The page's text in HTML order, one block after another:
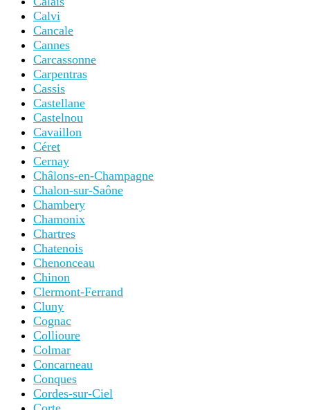
Calvi
Cancale
Cannes
Carcassonne
Carpentras
Cassis
Castellane
Castelnou
Cavaillon
Céret
Cernay
Châlons-en-Champagne
Chalon-sur-Saône
Chambery
Chamonix
Chartres
Chatenois
Chenonceau
Chinon
Clermont-Ferrand
Cluny
Cognac
Collioure
Colmar
Concarneau
Conques
Cordes-sur-Ciel